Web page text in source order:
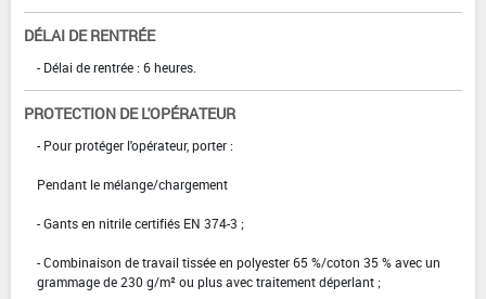
DÉLAI DE RENTRÉE
- Délai de rentrée : 6 heures.
PROTECTION DE L'OPÉRATEUR
- Pour protéger l'opérateur, porter :
Pendant le mélange/chargement
- Gants en nitrile certifiés EN 374-3 ;
- Combinaison de travail tissée en polyester 65 %/coton 35 % avec un
grammage de 230 g/m² ou plus avec traitement déperlant ;